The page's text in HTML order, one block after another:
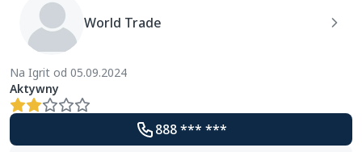
World Trade
Na Igrit od 05.09.2024
Aktywny
888 *** ***